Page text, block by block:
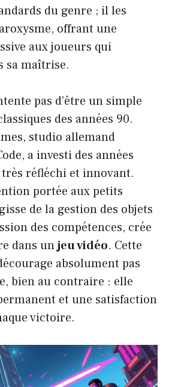
du genre ; il les
offrant une
aux joueurs qui
sa maîtrise.
pas d’être un simple
des années 90.
studio allemand
a investi des années
réfléchi et innovant.
portée aux petits
de la gestion des objets
des compétences, crée
dans unjeu vidéo. Cette
absolument pas
bien au contraire : elle
et une satisfaction
victoire.